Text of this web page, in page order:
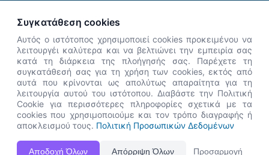
Η Ιστοσελίδα ΑνΑΔ είναι πλήρως συμβατή με τις νεότερες εκδόσεις, Google Chrome, Mozilla Firefox,
Apple Safari καθώς και Internet Explorer.
👋 Καλώς ήρθες! Είμαι η Νόησις.
Πες μου πώς μπορώ να σε βοηθήσω
σήμερα.
Συγκατάθεση cookies
Αυτός ο ιστότοπος χρησιμοποιεί cookies προκειμένου να
λειτουργέι καλύτερα και να βελτιώνει την εμπειρία σας
κατά τη διάρκεια της πλοήγησής σας. Παρέχετε τη
συγκατάθεσή σας για τη χρήση των cookies, εκτός από
αυτά που κρίνονται ως απολύτως απαραίτητα για τη
λειτουργία αυτού του ιστότοπου. Διαβάστε την Πολιτική
Cookie για περισσότερες πληροφορίες σχετικά με τα
cookies που χρησιμοποιούμε και τον τρόπο διαγραφής ή
αποκλεισμού τους. Πολιτική Προσωπικών Δεδομένων
Αποδοχή Όλων Απόρριψη Όλων Προσαρμογή